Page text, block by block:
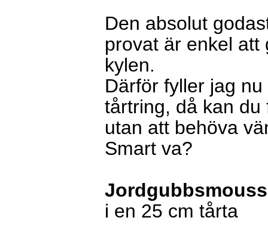
Den absolut
provat är enkel att
kylen.
Därför fyller jag
tårtring, då kan
utan att behöva
Smart va?
i en 25 cm tårta